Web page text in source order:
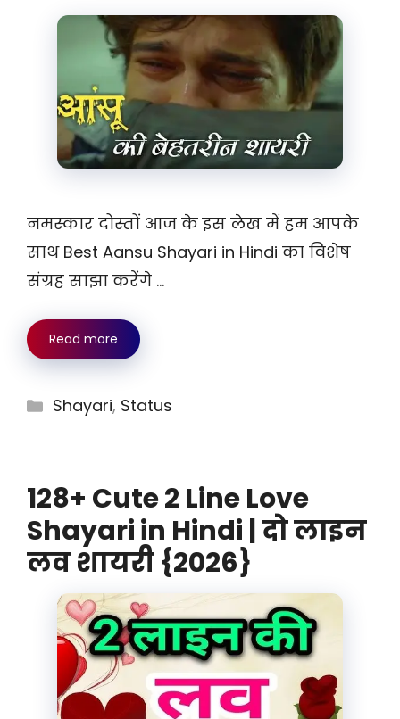
नमस्कार दोस्तों आज के इस लेख में हम आपके
साथ Best Aansu Shayari in Hindi का विशेष
संग्रह साझा करेंगे …
Read more
Categories
Shayari, Status
128+ Cute 2 Line Love
Shayari in Hindi | दो लाइन
लव शायरी {2026}